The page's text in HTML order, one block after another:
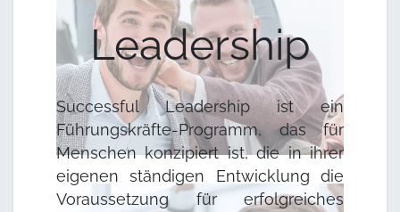
Leadership
Successful Leadership ist ein
Führungskräfte-Programm, das für
Menschen konzipiert ist, die in ihrer
eigenen ständigen Entwicklung die
Voraussetzung für erfolgreiches